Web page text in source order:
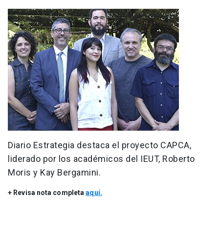
Diario Estrategia destaca el proyecto CAPCA,
liderado por los académicos del IEUT, Roberto
Moris y Kay Bergamini.
+ Revisa nota completaaquí.